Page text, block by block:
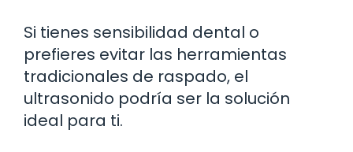
Si tienes sensibilidad dental o
prefieres evitar las herramientas
tradicionales de raspado, el
ultrasonido podría ser la solución
ideal para ti.